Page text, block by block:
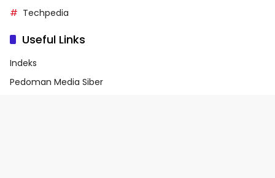
Techpedia
Useful Links
Indeks
Pedoman Media Siber